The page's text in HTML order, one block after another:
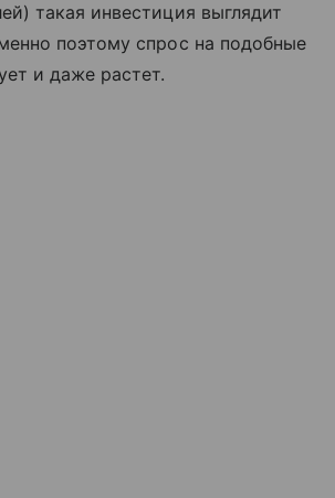
такая инвестиция выглядит
поэтому спрос на подобные
и даже растет.